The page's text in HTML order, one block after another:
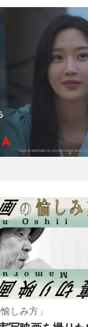
しみ方」